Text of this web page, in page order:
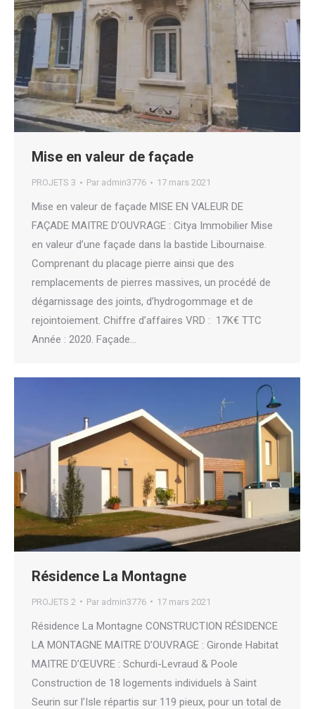
Mise en valeur de façade
PROJETS 3 Par admin3776 17 mars 2021
Mise en valeur de façade MISE EN VALEUR DE
FAÇADE MAITRE D’OUVRAGE : Citya Immobilier Mise
en valeur d’une façade dans la bastide Libournaise.
Comprenant du placage pierre ainsi que des
remplacements de pierres massives, un procédé de
dégarnissage des joints, d’hydrogommage et de
rejointoiement. Chiffre d’affaires VRD : 17K€ TTC
Année : 2020. Façade…
Résidence La Montagne
PROJETS 2 Par admin3776 17 mars 2021
Résidence La Montagne CONSTRUCTION RÉSIDENCE
LA MONTAGNE MAITRE D’OUVRAGE : Gironde Habitat
MAITRE D’ŒUVRE : Schurdi-Levraud & Poole
Construction de 18 logements individuels à Saint
Seurin sur l’Isle répartis sur 119 pieux, pour un total de